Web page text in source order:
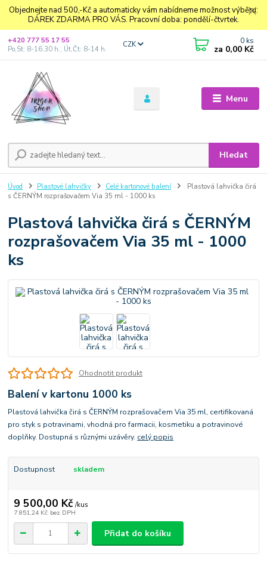
Objednejte nad 500,-Kč a automaticky vám nabídneme možnost výběru:
DÁREK ZDARMA PRO VÁS. Pracovní doba: pondělí-čtvrtek.
Menu
CZK
Hledat
+420 777 55 17 55
Po,St: 8-16.30 h., Út,Čt: 8-14 h.
0 ks
za 0,00 Kč
Úvod Plastové lahvičky Celé kartonové balení
Plastová lahvička čirá
s ČERNÝM rozprašovačem Via 35 ml - 1000 ks
Plastová lahvička čirá s ČERNÝM
rozprašovačem Via 35 ml - 1000
ks
Ohodnotit produkt
Balení v kartonu 1000 ks
Plastová lahvička čirá s ČERNÝM rozprašovačem Via 35 ml, certifikovaná
pro styk s potravinami, vhodná pro farmacii, kosmetiku a potravinové
doplňky. Dostupná s různými uzávěry. celý popis
Dostupnost skladem
9 500,00 Kč /kus
7 851,24 Kč bez DPH
Přidat do košíku